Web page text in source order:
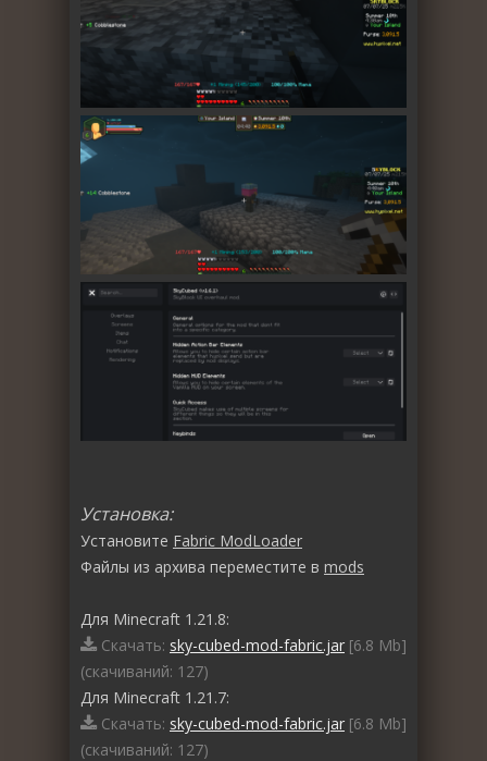
Установка:
Установите Fabric ModLoader
Файлы из архива переместите в mods
Для Minecraft 1.21.8:
Скачать: sky-cubed-mod-fabric.jar [6.8 Mb]
(cкачиваний: 127)
Для Minecraft 1.21.7:
Скачать: sky-cubed-mod-fabric.jar [6.8 Mb]
(cкачиваний: 127)